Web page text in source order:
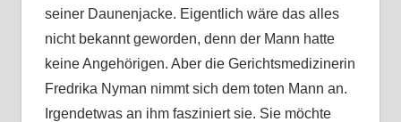
seiner Daunenjacke. Eigentlich wäre das alles
nicht bekannt geworden, denn der Mann hatte
keine Angehörigen. Aber die Gerichtsmedizinerin
Fredrika Nyman nimmt sich dem toten Mann an.
Irgendetwas an ihm fasziniert sie. Sie möchte